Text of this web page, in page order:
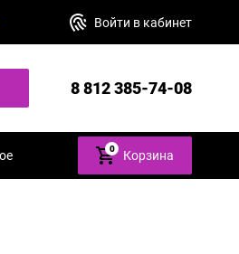
Войти в кабинет
8 812 385-74-08
0 Корзина